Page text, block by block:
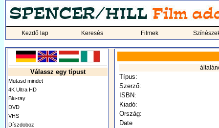
Kezdő lap Keresés Filmek
Válassz egy típust
Mutasd mindet
4K Ultra HD
Blu-ray
DVD
VHS
Díszdoboz
Típus:
Szerző:
ISBN:
Kiadó:
Ország:
Date